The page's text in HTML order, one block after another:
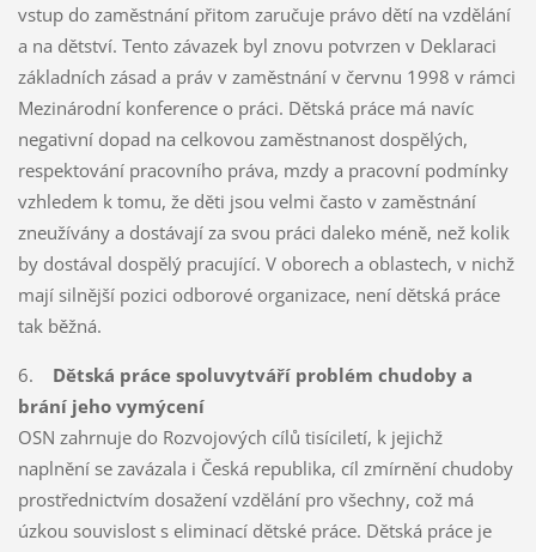
vstup do zaměstnání přitom zaručuje právo dětí na vzdělání
a na dětství. Tento závazek byl znovu potvrzen v Deklaraci
základních zásad a práv v zaměstnání v červnu 1998 v rámci
Mezinárodní konference o práci. Dětská práce má navíc
negativní dopad na celkovou zaměstnanost dospělých,
respektování pracovního práva, mzdy a pracovní podmínky
vzhledem k tomu, že děti jsou velmi často v zaměstnání
zneužívány a dostávají za svou práci daleko méně, než kolik
by dostával dospělý pracující. V oborech a oblastech, v nichž
mají silnější pozici odborové organizace, není dětská práce
tak běžná.
6. Dětská práce spoluvytváří problém chudoby a
brání jeho vymýcení
OSN zahrnuje do Rozvojových cílů tisíciletí, k jejichž
naplnění se zavázala i Česká republika, cíl zmírnění chudoby
prostřednictvím dosažení vzdělání pro všechny, což má
úzkou souvislost s eliminací dětské práce. Dětská práce je